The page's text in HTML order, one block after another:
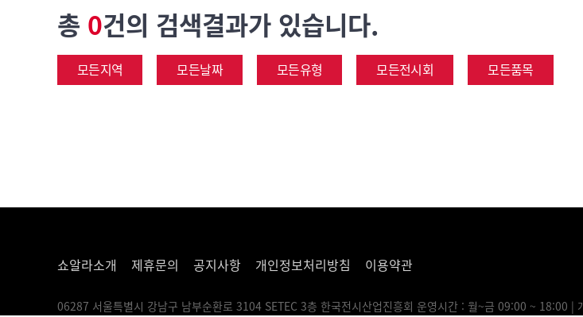
총 0건의 검색결과가 있습니다.
모든지역 모든날짜 모든유형 모든전시회 모든품목
쇼알라소개 제휴문의 공지사항 개인정보처리방침 이용약관
06287 서울특별시 강남구 남부순환로 3104 SETEC 3층 한국전시산업진흥회 운영시간 : 월~금 09:00 ~ 18:00 |